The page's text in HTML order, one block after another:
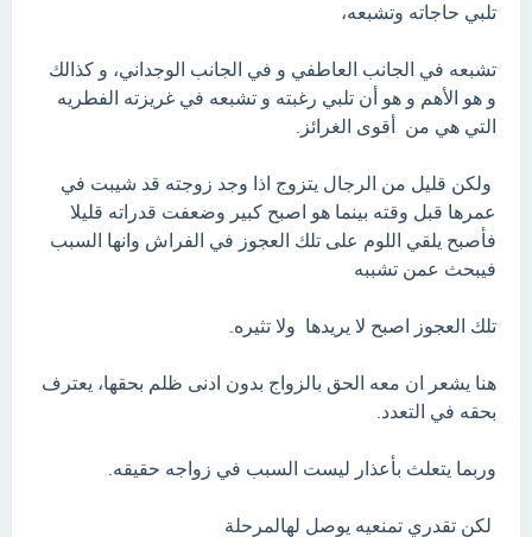
تلبي حاجاته وتشبعه،
تشبعه في الجانب العاطفي و في الجانب الوجداني، و كذالك
و هو الأهم و هو أن تلبي رغبته و تشبعه في غريزته الفطريه
التي هي من أقوى الغرائز.
ولكن قليل من الرجال يتزوج اذا وجد زوجته قد شيبت في
عمرها قبل وقته بينما هو اصبح كبير وضعفت قدراته قليلا
فأصبح يلقي اللوم على تلك العجوز في الفراش وانها السبب
فيبحث عمن تشببه
تلك العجوز اصبح لا يريدها ولا تثيره.
هنا يشعر ان معه الحق بالزواج بدون ادنى ظلم بحقها، يعترف
بحقه في التعدد.
وربما يتعلث بأعذار ليست السبب في زواجه حقيقه.
لكن تقدري تمنعيه يوصل لهالمرحلة